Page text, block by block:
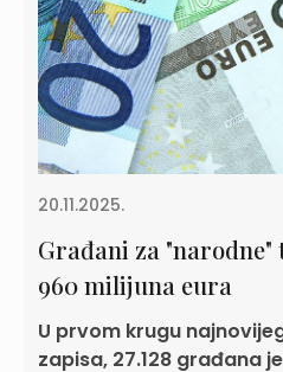
20.11.2025.
Građani za
960 milijuna eura
U prvom krugu
zapisa, 27.128 građana